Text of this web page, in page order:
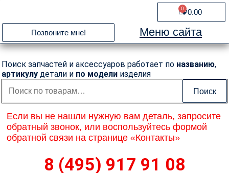
содержимому
₽0.00
0
Cart
Позвоните мне! Меню сайта
Поиск запчастей и аксессуаров работает по названию,
артикулу детали и по модели изделия
Искать:
Поиск
Если вы не нашли нужную вам деталь, запросите
обратный звонок, или воспользуйтесь формой
обратной связи на странице «Контакты»
8 (495) 917 91 08